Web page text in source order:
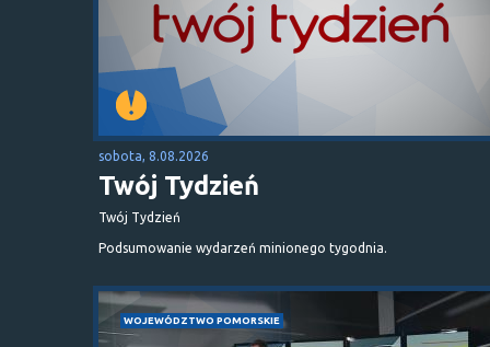
sobota, 8.08.2026
Twój Tydzień
Twój Tydzień
Podsumowanie wydarzeń minionego tygodnia.
WOJEWÓDZTWO POMORSKIE